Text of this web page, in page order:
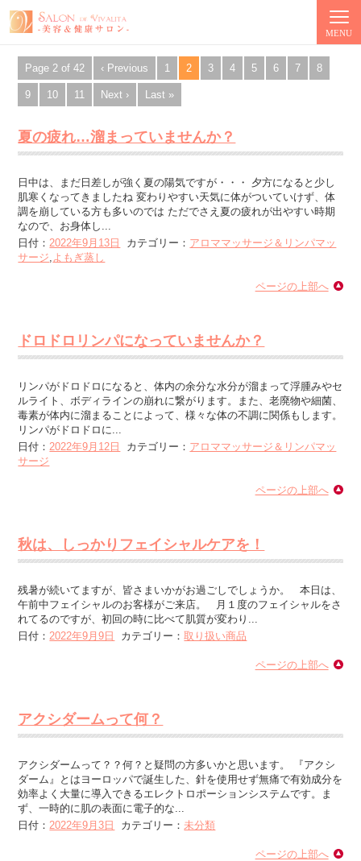
MENU
エステサロンブログ
Page 2 of 42 ‹ Previous 1 2 3 4 5 6 7 8
9 10 11 Next › Last »
夏の疲れ…溜まっていませんか？
日中は、まだ日差しが強く夏の陽気ですが・・・ 夕方になると少し
肌寒くなってきましたね 変わりやすい天気に体がついていけず、体
調を崩している方も多いのでは ただでさえ夏の疲れが出やすい時期
なので、お身体し...
日付：2022年9月13日 カテゴリー： アロママッサージ＆リンパマッ
サージ,よもぎ蒸し
ページの上部へ
ドロドロリンパになっていませんか？
リンパがドロドロになると、体内の余分な水分が溜まって浮腫みやセ
ルライト、ボディラインの崩れに繋がります。また、老廃物や細菌、
毒素が体内に溜まることによって、様々な体の不調に関係もします。
リンパがドロドロに...
日付：2022年9月12日 カテゴリー： アロママッサージ＆リンパマッ
サージ
ページの上部へ
秋は、しっかりフェイシャルケアを！
残暑が続いてますが、皆さまいかがお過ごしでしょうか。 本日は、
午前中フェイシャルのお客様がご来店。 月１度のフェイシャルをさ
れてるのですが、初回の時に比べて肌質が変わり...
日付：2022年9月9日 カテゴリー：取り扱い商品
ページの上部へ
アクシダームって何？
アクシダームって？？何？と疑問の方多いかと思います。 『アクシ
ダーム』とはヨーロッパで誕生した、針を使用せず無痛で有効成分を
効率よく大量に導入できるエレクトロポーションシステムです。ま
ず、一時的に肌の表面に電子的な...
日付：2022年9月3日 カテゴリー：未分類
ページの上部へ